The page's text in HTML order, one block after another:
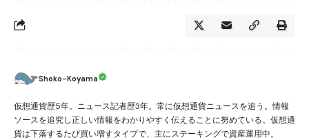
Shoko-Koyama
仮想通貨歴5年。ニュース記者歴3年。常に仮想通貨ニュースを追う。情報
ソースを追究し正しい情報をわかりやすく伝えることに努めている。仮想通
貨は下落するたび買い増すタイプで、主にステーキングで資産運用中。